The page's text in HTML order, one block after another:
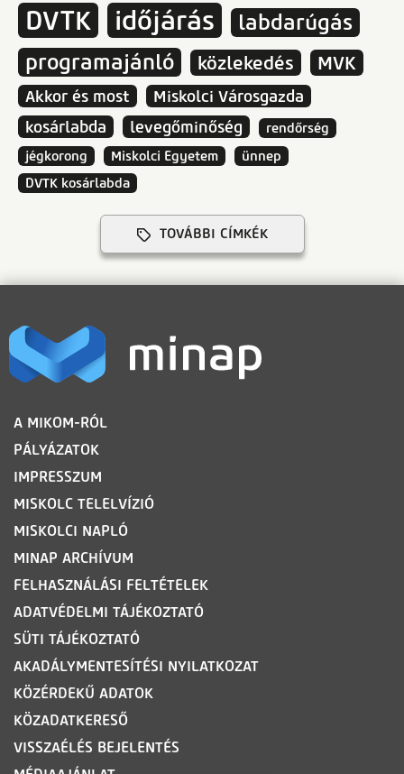
DVTK időjárás
labdarúgás
programajánló
közlekedés MVK
Akkor és most
Miskolci Városgazda
kosárlabda
levegőminőség
rendőrség
jégkorong
Miskolci Egyetem
ünnep
DVTK kosárlabda
TOVÁBBI CÍMKÉK
LÁBLÉC
A MIKOM-RÓL
PÁLYÁZATOK
IMPRESSZUM
MISKOLC TELELVÍZIÓ
MISKOLCI NAPLÓ
MINAP ARCHÍVUM
FELHASZNÁLÁSI FELTÉTELEK
ADATVÉDELMI TÁJÉKOZTATÓ
SÜTI TÁJÉKOZTATÓ
AKADÁLYMENTESÍTÉSI NYILATKOZAT
KÖZÉRDEKŰ ADATOK
KÖZADATKERESŐ
VISSZAÉLÉS BEJELENTÉS